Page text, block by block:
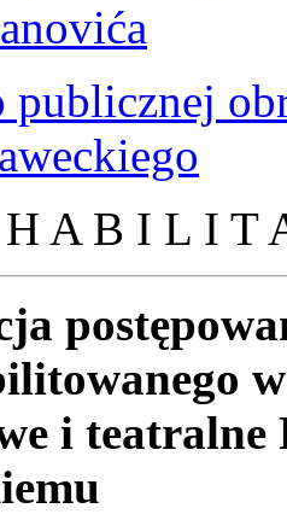
publicznej
H A B I L I T
i teatralne